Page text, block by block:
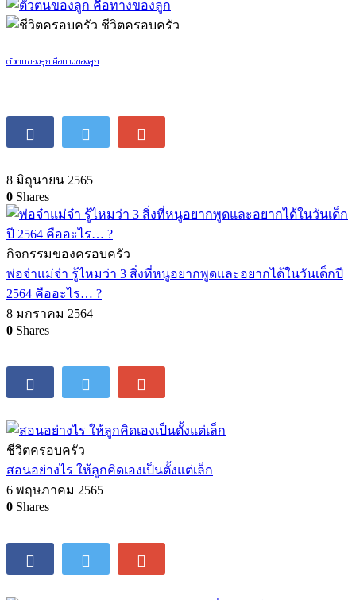
ชีวิตครอบครัว
ตัวตนของลูก คือทางของลูก
8 มิถุนายน 2565
0 Shares
กิจกรรมของครอบครัว
พ่อจ๋าแม่จ๋า รู้ไหมว่า 3 สิ่งที่หนูอยากพูดและอยากได้ในวันเด็กปี
2564 คืออะไร… ?
8 มกราคม 2564
0 Shares
ชีวิตครอบครัว
สอนอย่างไร ให้ลูกคิดเองเป็นตั้งแต่เล็ก
6 พฤษภาคม 2565
0 Shares